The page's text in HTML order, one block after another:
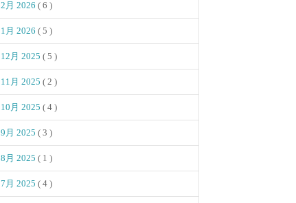
2月 2026 ( 6 )
1月 2026 ( 5 )
12月 2025 ( 5 )
11月 2025 ( 2 )
10月 2025 ( 4 )
9月 2025 ( 3 )
8月 2025 ( 1 )
7月 2025 ( 4 )